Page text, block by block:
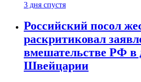
3 дня спустя
Российский посол
раскритиковал
вмешательстве РФ в
Швейцарии